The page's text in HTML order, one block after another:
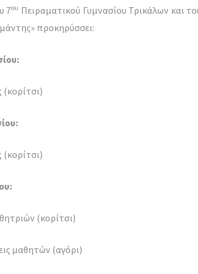
7ου Πειραματικού Γυμνασίου Τρικάλων και
προκηρύσσει:
(κορίτσι)
(κορίτσι)
(κορίτσι)
μαθητών (αγόρι)